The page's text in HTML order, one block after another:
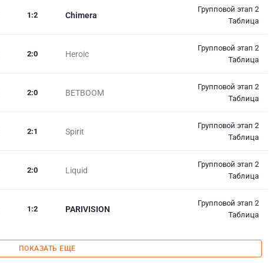
Chimera
1 :2
Групповой этап 2
Таблица
Heroic
2:0
Групповой этап 2
Таблица
BETBOOM
2:0
Групповой этап 2
Таблица
Spirit
2:1
Групповой этап 2
Таблица
Liquid
2:0
Групповой этап 2
Таблица
PARIVISION
1 :2
Групповой этап 2
Таблица
ПОКАЗАТЬ ЕЩЕ